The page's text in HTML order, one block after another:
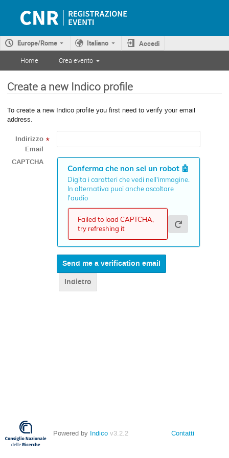
Europe/Rome Italiano
Accedi
Home
Crea evento
Create a new Indico profile
To create a new Indico profile you first need to verify your email
address.
Indirizzo
Email
*
CAPTCHA
Conferma che non sei un robot🤖
Digita i caratteri che vedi nell'immagine.
In alternativa puoi anche ascoltare
l'audio
Failed to load CAPTCHA,
try refreshing it
Indietro
Powered by Indico v3.2.2 Contatti